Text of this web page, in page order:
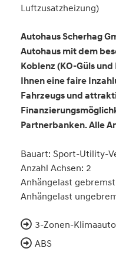
Luftzusatzheizung)
Autohaus Scherhag
Autohaus mit dem
Koblenz (KO-Güls
Ihnen eine faire
Fahrzeugs und
Partnerbanken. Alle
Bauart: Sport-Utility-
Anzahl Achsen: 2
Anhängelast
Anhängelast
3-Zonen-
ABS